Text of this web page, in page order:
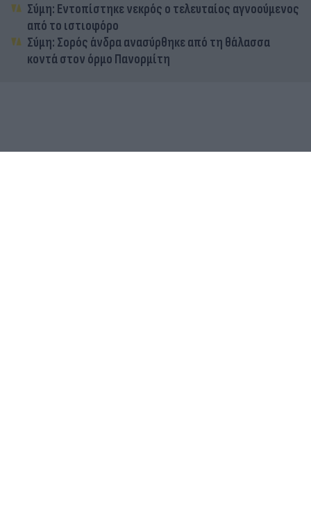
Σύμη: Εντοπίστηκε νεκρός ο τελευταίος αγνοούμενος
από το ιστιοφόρο
Σύμη: Σορός άνδρα ανασύρθηκε από τη θάλασσα
κοντά στον όρμο Πανορμίτη